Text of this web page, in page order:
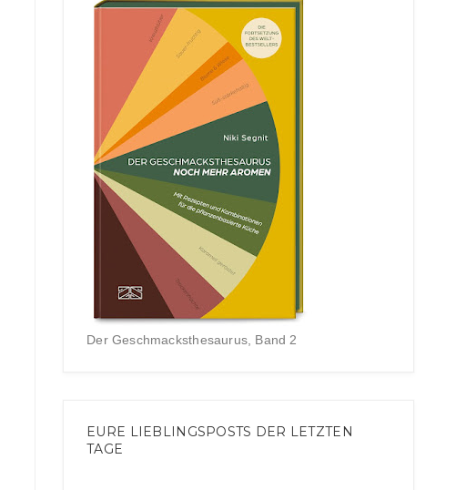
Der Geschmacksthesaurus, Band 2
EURE LIEBLINGSPOSTS DER LETZTEN
TAGE